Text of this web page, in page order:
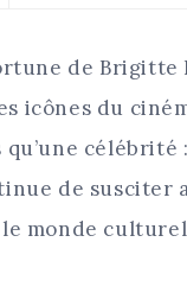
de Brigitte
icônes du
de susciter
monde